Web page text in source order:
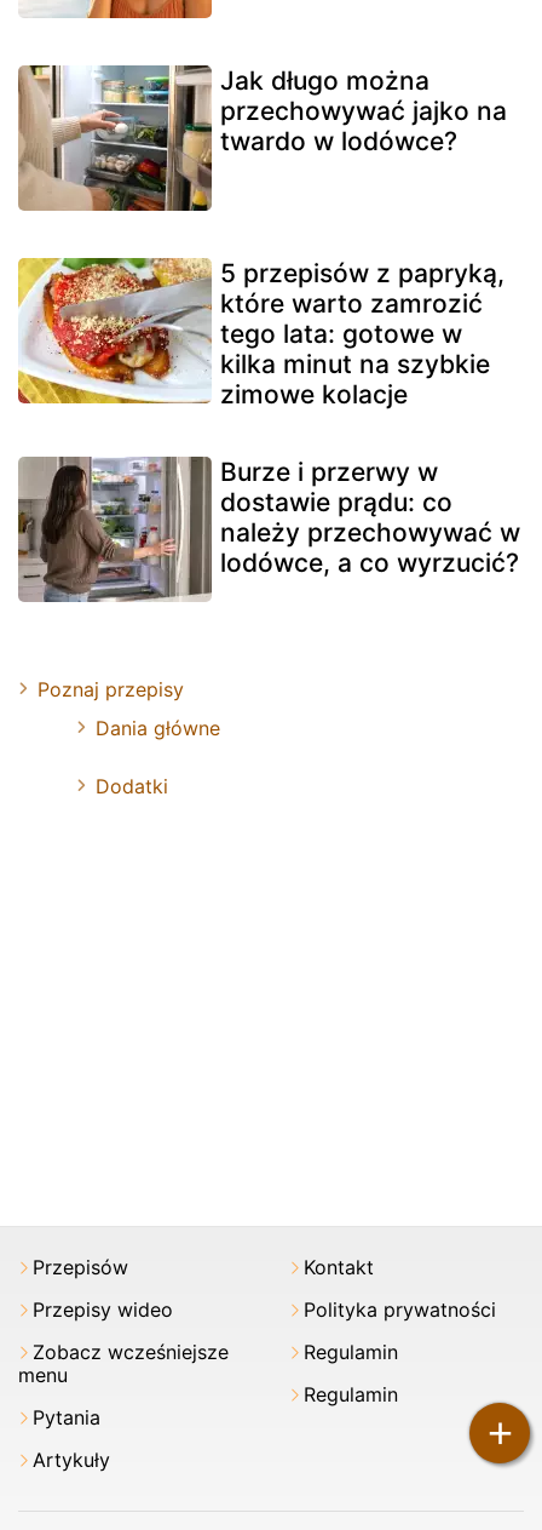
+
Jak długo można
przechowywać jajko na
twardo w lodówce?
5 przepisów z papryką,
które warto zamrozić
tego lata: gotowe w
kilka minut na szybkie
zimowe kolacje
Burze i przerwy w
dostawie prądu: co
należy przechowywać w
lodówce, a co wyrzucić?
Poznaj przepisy
Dania główne
Dodatki
Przepisów
Przepisy wideo
Zobacz wcześniejsze
menu
Pytania
Artykuły
Kontakt
Polityka prywatności
Regulamin
Regulamin